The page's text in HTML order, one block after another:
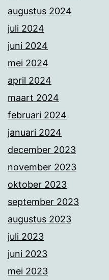
augustus 2024
juli 2024
juni 2024
mei 2024
april 2024
maart 2024
februari 2024
januari 2024
december 2023
november 2023
oktober 2023
september 2023
augustus 2023
juli 2023
juni 2023
mei 2023